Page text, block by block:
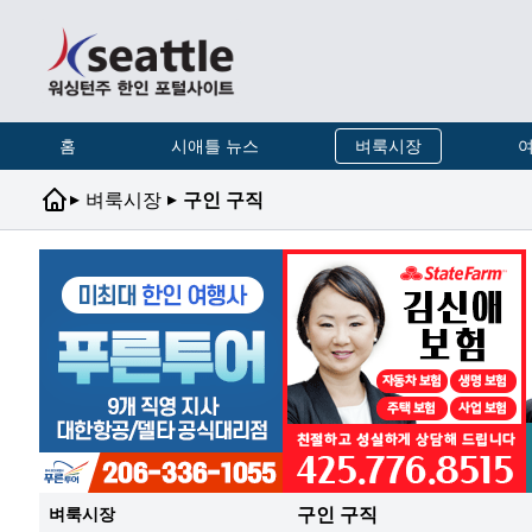
홈 시애틀 뉴스 벼룩시장
▸ 벼룩시장 ▸ 구인 구직
벼룩시장 구인 구직